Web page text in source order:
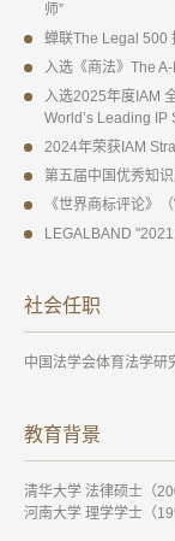
师”
蝉联The Legal 500
入选《商法》The
入选2025年度IAM
World’s Leading IP
2024年荣获IAM
第五届中国优秀知
《世界商标评论》
LEGALBAND
社会任职
中国法学会体育法学
教育背景
清华大学 法律硕士（
河南大学 理学学士（